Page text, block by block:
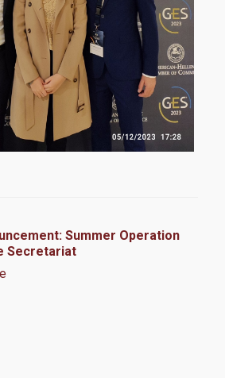
Summer Operation
Secretariat